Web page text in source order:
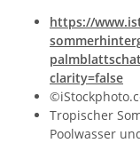
https://
clarity=false
Tropischer
Poolwasser